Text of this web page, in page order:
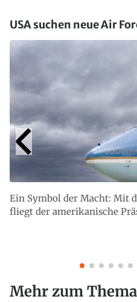
USA suchen neue Air
Ein Symbol der Macht: Mit
fliegt der amerikanische
Mehr zum Thema